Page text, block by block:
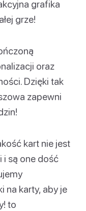
grafika
grze!
oraz
Dzięki tak
zapewni
kart nie jest
i są one dość
na karty, aby je
to